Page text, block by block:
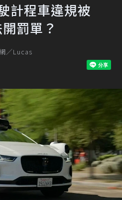
計程車違規被
罰單？
／Lucas